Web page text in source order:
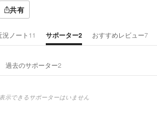
共有
況ノート 11 サポーター2 おすすめレビュー7
過去のサポーター2
表示できるサポーターはいません